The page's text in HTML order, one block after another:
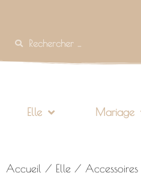
Elle Mariage
Accueil / Elle / Accessoires